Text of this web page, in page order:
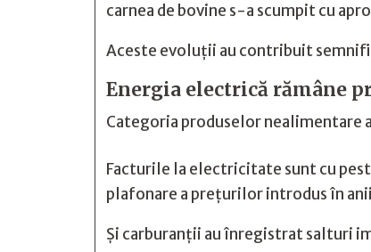
carnea de bovine s-a scumpit cu
Aceste evoluții au contribuit
Energia electrică rămâne
Categoria produselor nealimentare
Facturile la electricitate sunt cu
plafonare a prețurilor introdus în
Și carburanții au înregistrat salturi